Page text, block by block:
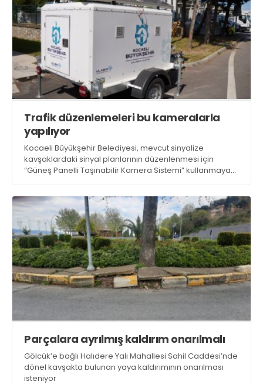
Trafik düzenlemeleri bu kameralarla
Kocaeli Büyükşehir Belediyesi, mevcut sinyalize
kavşaklardaki sinyal planlarının düzenlenmesi için
“Güneş Panelli Taşınabilir Kamera Sistemi” kullanmaya
Parçalara ayrılmış kaldırım onarılmalı
Gölcük’e bağlı Halıdere Yalı Mahallesi Sahil Caddesi’nde
dönel kavşakta bulunan yaya kaldırımının onarılması
isteniyor